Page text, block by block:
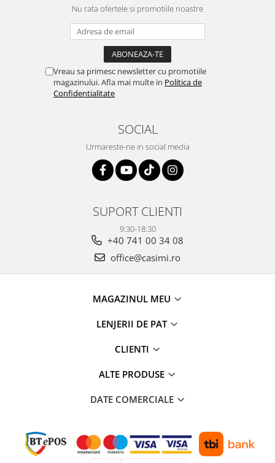
Nu rata ofertele si promotiile noastre
Vreau sa primesc newsletter cu promotiile
magazinului. Afla mai multe in Politica de
Confidentialitate
SOCIAL
Urmareste-ne in social media
SUPORT CLIENTI
9:30-18:30
+40 741 00 34 08
office@casimi.ro
MAGAZINUL MEU
LENJERII DE PAT
CLIENTI
ALTE PRODUSE
DATE COMERCIALE